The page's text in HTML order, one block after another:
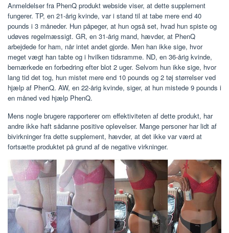
Anmeldelser fra PhenQ produkt webside viser, at dette supplement
fungerer. TP, en 21-årig kvinde, var i stand til at tabe mere end 40
pounds i 3 måneder. Hun påpeger, at hun også set, hvad hun spiste og
udøves regelmæssigt. GR, en 31-årig mand, hævder, at PhenQ
arbejdede for ham, når intet andet gjorde. Men han ikke sige, hvor
meget vægt han tabte og i hvilken tidsramme. ND, en 36-årig kvinde,
bemærkede en forbedring efter blot 2 uger. Selvom hun ikke sige, hvor
lang tid det tog, hun mistet mere end 10 pounds og 2 tøj størrelser ved
hjælp af PhenQ. AW, en 22-årig kvinde, siger, at hun mistede 9 pounds i
en måned ved hjælp PhenQ.
Mens nogle brugere rapporterer om effektiviteten af ​​dette produkt, har
andre ikke haft sådanne positive oplevelser. Mange personer har lidt af
bivirkninger fra dette supplement, hævder, at det ikke var værd at
fortsætte produktet på grund af de negative virkninger.